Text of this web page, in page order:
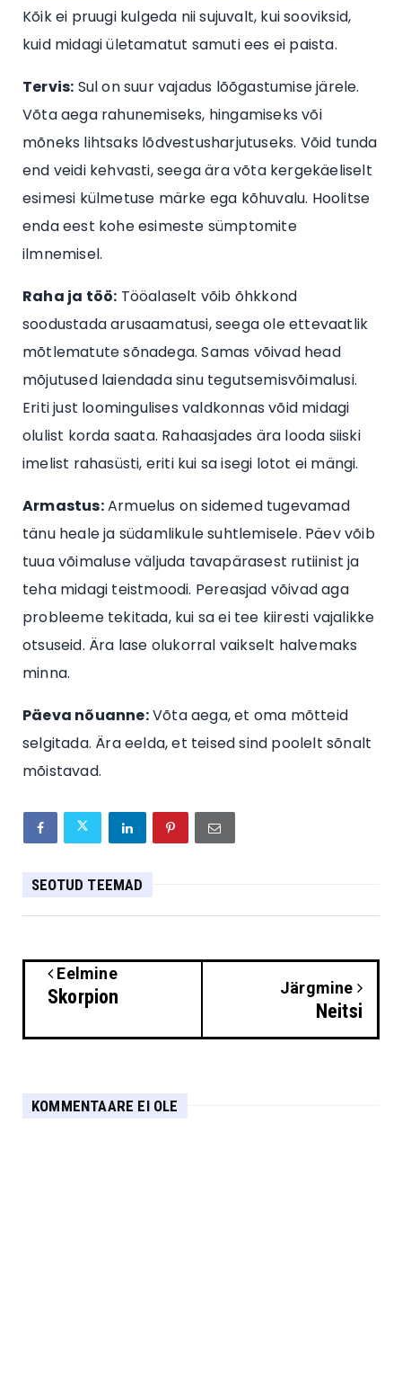
Kõik ei pruugi kulgeda nii sujuvalt, kui sooviksid,
kuid midagi ületamatut samuti ees ei paista.
Tervis: Sul on suur vajadus lõõgastumise järele.
Võta aega rahunemiseks, hingamiseks või
mõneks lihtsaks lõdvestusharjutuseks. Võid tunda
end veidi kehvasti, seega ära võta kergekäeliselt
esimesi külmetuse märke ega kõhuvalu. Hoolitse
enda eest kohe esimeste sümptomite
ilmnemisel.
Raha ja töö: Tööalaselt võib õhkkond
soodustada arusaamatusi, seega ole ettevaatlik
mõtlematute sõnadega. Samas võivad head
mõjutused laiendada sinu tegutsemisvõimalusi.
Eriti just loomingulises valdkonnas võid midagi
olulist korda saata. Rahaasjades ära looda siiski
imelist rahasüsti, eriti kui sa isegi lotot ei mängi.
Armastus:Armuelus on sidemed tugevamad
tänu heale ja südamlikule suhtlemisele. Päev võib
tuua võimaluse väljuda tavapärasest rutiinist ja
teha midagi teistmoodi. Pereasjad võivad aga
probleeme tekitada, kui sa ei tee kiiresti vajalikke
otsuseid. Ära lase olukorral vaikselt halvemaks
minna.
Päeva nõuanne:Võta aega, et oma mõtteid
selgitada. Ära eelda, et teised sind poolelt sõnalt
mõistavad.
SEOTUD TEEMAD
Eelmine
Skorpion Järgmine
Neitsi
KOMMENTAARE EI OLE